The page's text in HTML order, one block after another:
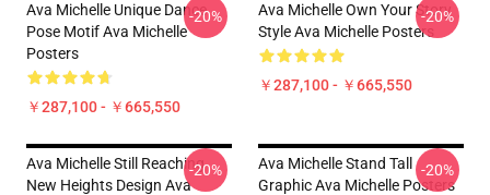
Ava Michelle Unique Dance
Pose Motif Ava Michelle
Posters
￥287,100 - ￥665,550
-20%
Ava Michelle Own Your Story
Style Ava Michelle Posters
￥287,100 - ￥665,550
-20%
Ava Michelle Still Reaching
New Heights Design Ava
-20%
Ava Michelle Stand Tall
Graphic Ava Michelle Posters
-20%